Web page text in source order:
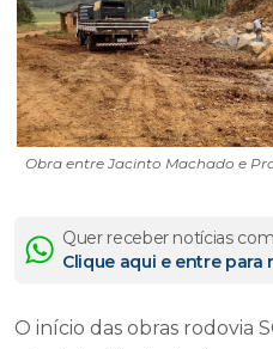
Obra entre Jacinto Machado e
Quer receber notícias
Clique aqui e entre para
O início das obras rodovia